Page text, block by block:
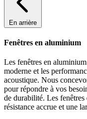
En arrière
Fenêtres en aluminium
Les fenêtres en
moderne et les
acoustique. Nous
pour répondre à vos
de durabilité. Les
résistance accrue et une